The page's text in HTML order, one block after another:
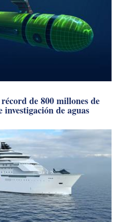
de 800 millones de
de aguas